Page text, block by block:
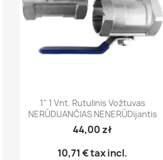
Greita peržiūra
1" 1 Vnt. Rutulinis Vožtuvas
NERŪDIJANČIAS NENERŪDijantis
44,00 zł
10,71 €tax incl.